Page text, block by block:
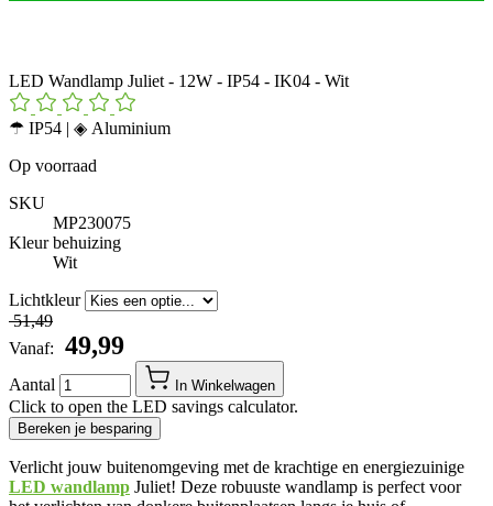
LED Wandlamp Juliet - 12W - IP54 - IK04 - Wit
☂ IP54 | ◈ Aluminium
Op voorraad
SKU
MP230075
Kleur behuizing
Wit
Lichtkleur
​ 51,49
Vanaf:
​ 49,99
Aantal In Winkelwagen
Click to open the LED savings calculator.
Bereken je besparing
Verlicht jouw buitenomgeving met de krachtige en energiezuinige
LED wandlamp Juliet! Deze robuuste wandlamp is perfect voor